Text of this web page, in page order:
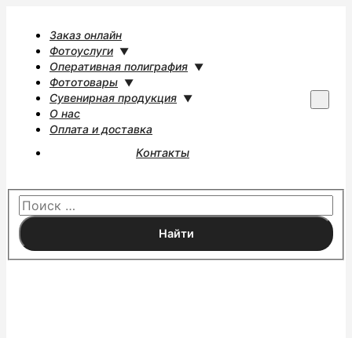
Заказ онлайн
Фотоуслуги
Оперативная полиграфия
Фототовары
Сувенирная продукция
О нас
Оплата и доставка
Контакты
Г
н
о
е
м